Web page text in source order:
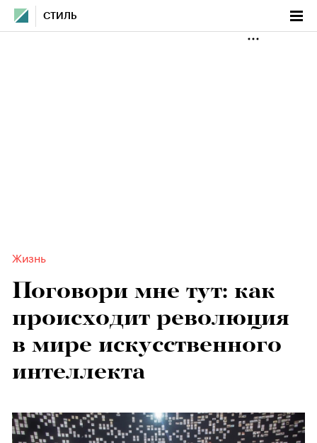
СТИЛЬ
Жизнь
Поговори мне тут: как
происходит революция
в мире искусственного
интеллекта